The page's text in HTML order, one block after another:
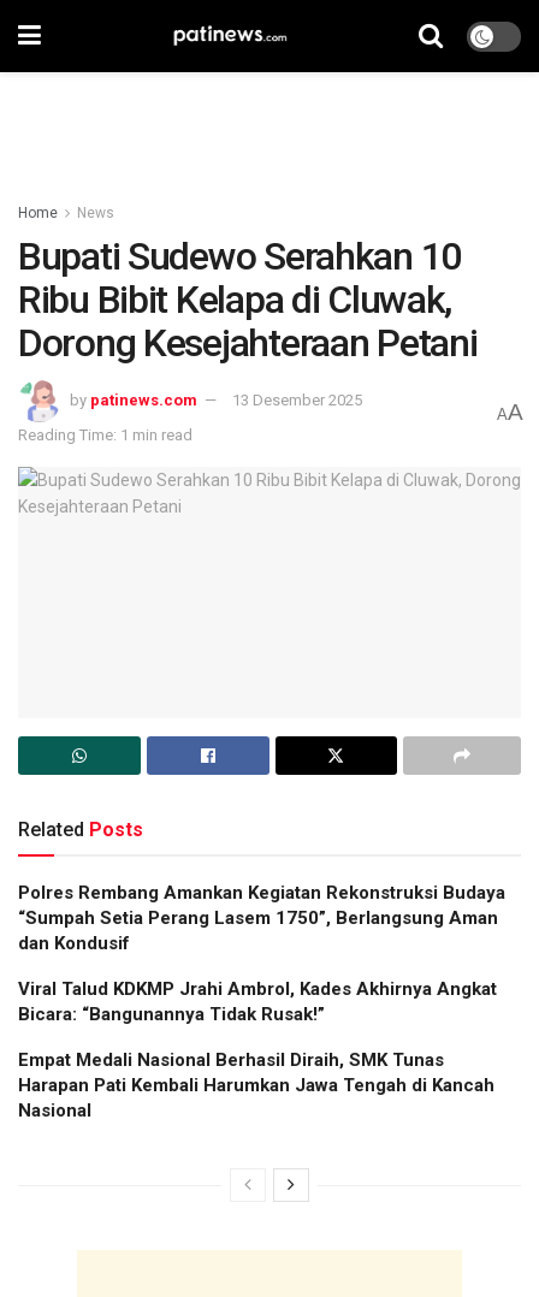
Home News
Bupati Sudewo Serahkan 10
Ribu Bibit Kelapa di Cluwak,
Dorong Kesejahteraan Petani
by patinews.com
13 Desember 2025
Reading Time: 1 min read
AA
Related Posts
Polres Rembang Amankan Kegiatan Rekonstruksi Budaya
“Sumpah Setia Perang Lasem 1750”, Berlangsung Aman
dan Kondusif
Viral Talud KDKMP Jrahi Ambrol, Kades Akhirnya Angkat
Bicara: “Bangunannya Tidak Rusak!”
Empat Medali Nasional Berhasil Diraih, SMK Tunas
Harapan Pati Kembali Harumkan Jawa Tengah di Kancah
Nasional